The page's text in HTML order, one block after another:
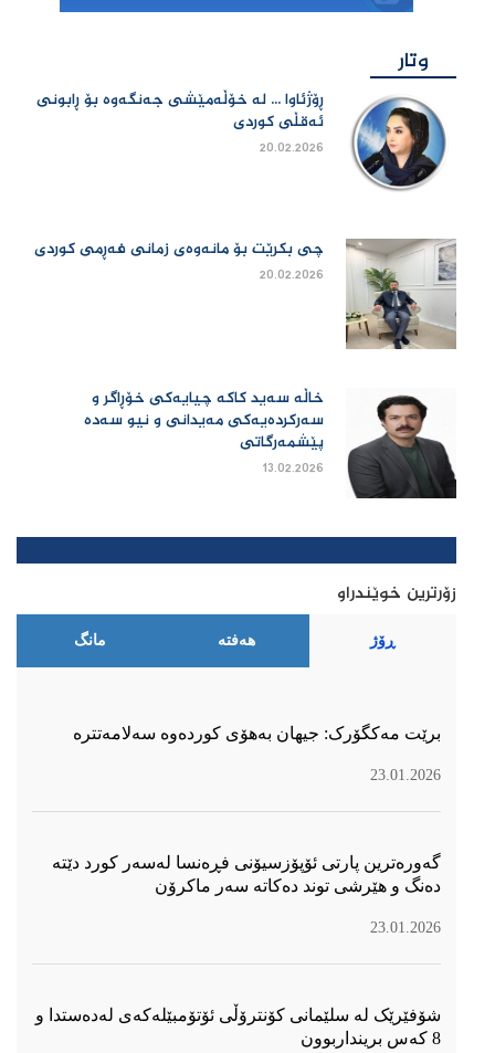
وتار
ڕۆژئاوا ... لە خۆڵەمێشی جەنگەوە بۆ ڕابونی
ئەقڵی کوردی
20.02.2026
چی بكرێت بۆ مانەوەی زمانی فەڕمی كوردی
20.02.2026
خاڵە سەید کاکە چیایەکی خۆڕاگر و
سەرکردەیەکی مەیدانی و نیو سەدە
پێشمەرگاتی
13.02.2026
زۆرترین خوێندراو
ڕۆژ هەفتە مانگ
برێت مەکگۆرک: جیهان بەهۆی کوردەوە سەلامەتترە
23.01.2026
گەورەترین پارتی ئۆپۆزسیۆنی فڕەنسا لەسەر كورد دێتە
دەنگ و هێرشی توند دەكاتە سەر ماكرۆن
23.01.2026
شۆفێرێک لە سلێمانی کۆنترۆڵی ئۆتۆمبێلەکەی لەدەستدا و
8 کەس برینداربوون